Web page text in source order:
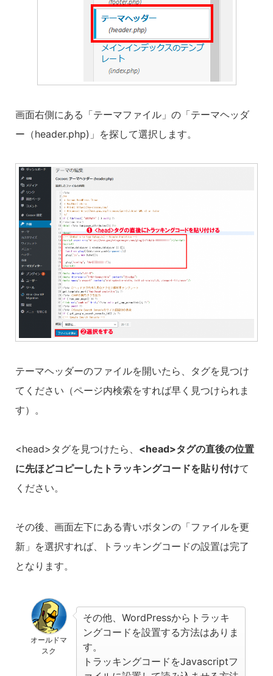
画面右側にある「テーマファイル」の「テーマヘッダ
ー（header.php)」を探して選択します。
テーマヘッダーのファイルを開いたら、タグを見つけ
てください（ページ内検索をすれば早く見つけられま
す）。
<head>タグを見つけたら、 <head>タグの直後の位置
に先ほどコピーしたトラッキングコードを貼り付けて
ください。
その後、画面左下にある青いボタンの「ファイルを更
新」を選択すれば、トラッキングコードの設置は完了
となります。
オールドマ
スク
その他、WordPressからトラッキ
ングコードを設置する方法はありま
す。
トラッキングコードをJavascriptフ